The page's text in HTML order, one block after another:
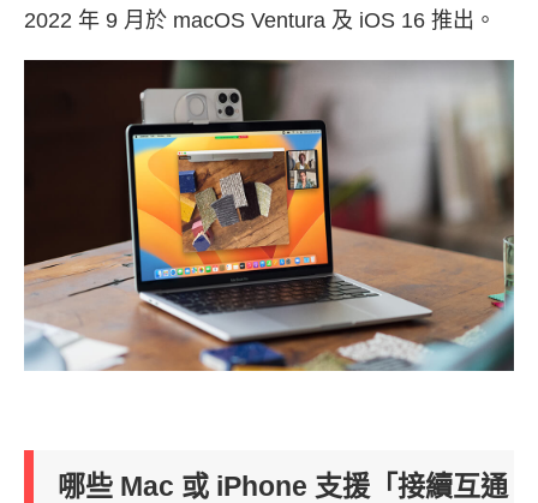
2022 年 9 月於 macOS Ventura 及 iOS 16 推出。
哪些 Mac 或 iPhone 支援「接續互通